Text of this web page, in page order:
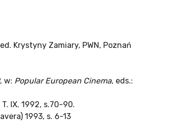
Krystyny Zamiary, PWN, Poznań
, w: Popular European Cinema, eds.:
T. IX. 1992, s.70-90.
1993, s. 6-13